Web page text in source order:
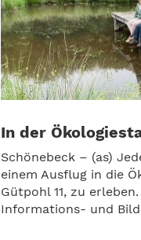
In der
Schönebeck – (as)
einem Ausflug in die
Gütpohl 11, zu
Informations- und